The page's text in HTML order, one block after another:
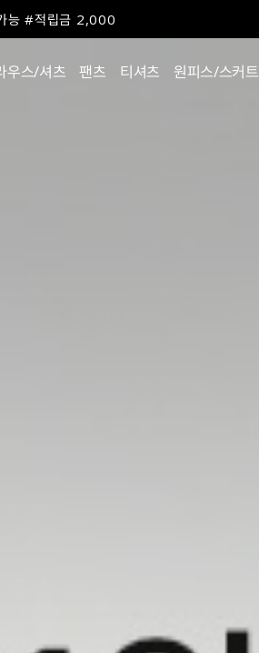
능 #적립금 2,000
우스/셔츠 팬츠 티셔츠 원피스/스커트